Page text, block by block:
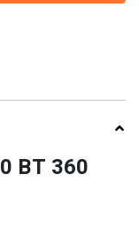
BT 360